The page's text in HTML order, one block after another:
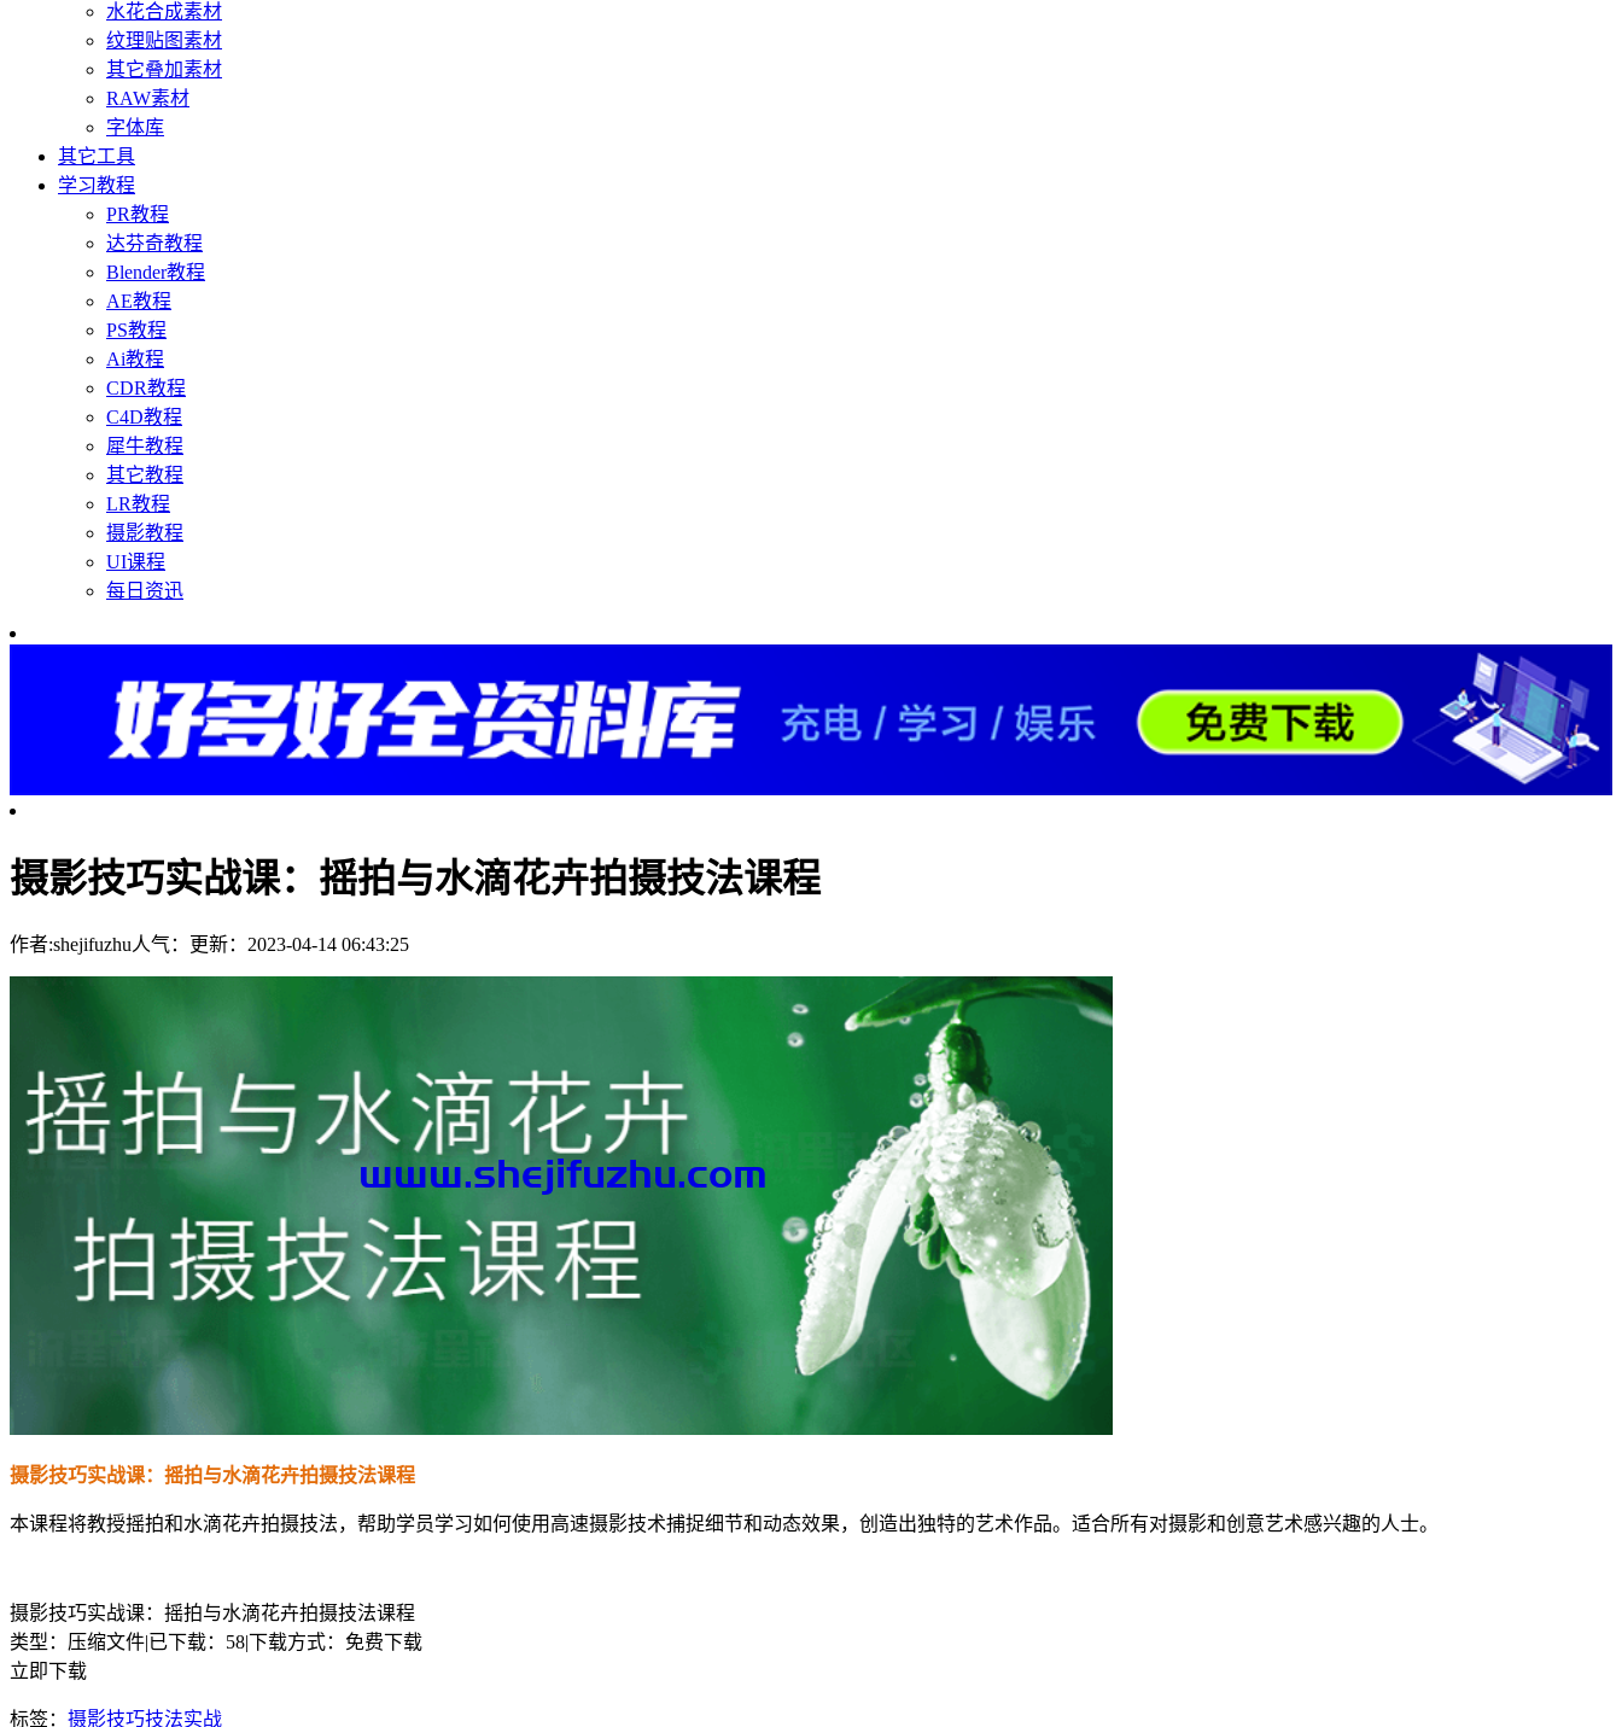
水花合成素材
纹理贴图素材
其它叠加素材
RAW素材
字体库
其它工具
学习教程
PR教程
达芬奇教程
Blender教程
AE教程
PS教程
Ai教程
CDR教程
C4D教程
犀牛教程
其它教程
LR教程
摄影教程
UI课程
每日资迅
摄影技巧实战课：摇拍与水滴花卉拍摄技法课程
作者:shejifuzhu人气： 更新：2023-04-14 06:43:25
摄影技巧实战课：摇拍与水滴花卉拍摄技法课程
本课程将教授摇拍和水滴花卉拍摄技法，帮助学员学习如何使用高速摄影技术捕捉细节和动态效果，创造出独特的艺术作品。适合所有对摄影和创意艺术感兴趣的人士。
摄影技巧实战课：摇拍与水滴花卉拍摄技法课程
类型：压缩文件|已下载：58|下载方式：免费下载
立即下载
标签： 摄影技巧技法实战